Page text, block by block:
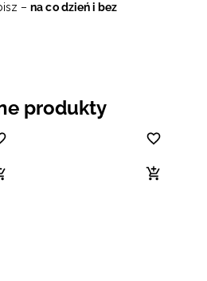
–na co dzień i bez
produkty